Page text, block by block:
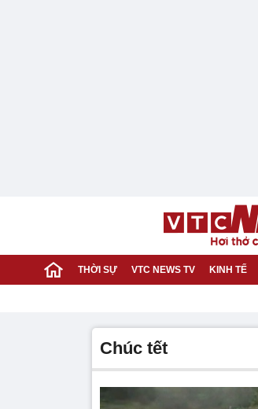
THỜI SỰ VTC NEWS TV KINH TẾ
chúc tết